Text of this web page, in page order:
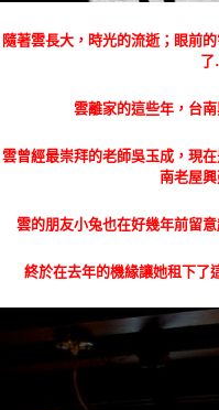
隨著雲長大，時光的流逝；眼前
雲離家的這些年，台
雲曾經最崇拜的老師吳玉成，現
南老屋
雲的朋友小兔也在好幾年前留
終於在去年的機緣讓她租下了